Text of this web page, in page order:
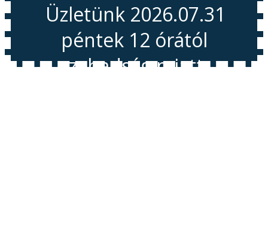
Üzletünk 2026.07.31
péntek 12 órától
szabadság miatt